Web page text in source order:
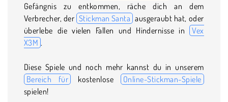
Gefängnis zu entkommen, räche dich an dem
Verbrecher, der Stickman Santa ausgeraubt hat, oder
überlebe die vielen Fallen und Hindernisse in Vex
X3M .
Diese Spiele und noch mehr kannst du in unserem
Bereich für
kostenlose Online-Stickman-Spiele
spielen!